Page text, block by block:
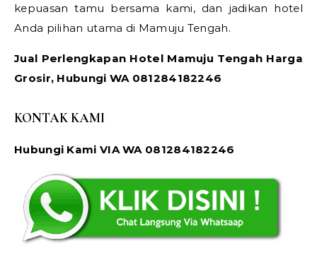
kepuasan tamu bersama kami, dan jadikan hotel
Anda pilihan utama di Mamuju Tengah.
Jual Perlengkapan Hotel Mamuju Tengah Harga
Grosir, Hubungi WA 081284182246
KONTAK KAMI
Hubungi Kami VIA WA 081284182246